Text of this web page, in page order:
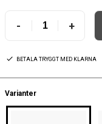
- +
BETALA TRYGGT MED KLARNA
Varianter